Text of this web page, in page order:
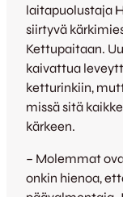
laitapuolustaja
siirtyvä
Kettupaitaan.
kaivattua
ketturinkiin,
missä sitä
kärkeen.
– Molemmat
onkin hienoa,